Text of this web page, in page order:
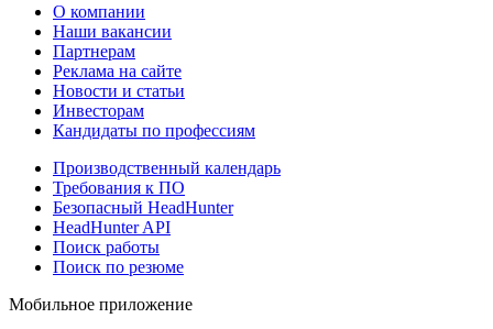
О компании
Наши вакансии
Партнерам
Реклама на сайте
Новости и статьи
Инвесторам
Кандидаты по профессиям
Производственный календарь
Требования к ПО
Безопасный HeadHunter
HeadHunter API
Поиск работы
Поиск по резюме
Мобильное приложение